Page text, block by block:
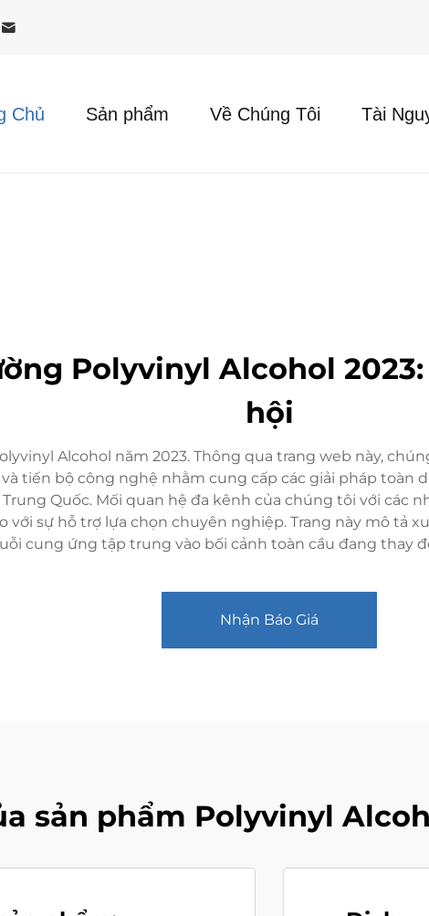
Chủ Sản phẩm Về Chúng Tôi Tài
Polyvinyl Alcohol
hội
Alcohol năm 2023. Thông qua trang web này,
tiến bộ công nghệ nhằm cung cấp các giải pháp toàn
Quốc. Mối quan hệ đa kênh của chúng tôi với các
với sự hỗ trợ lựa chọn chuyên nghiệp. Trang này mô tả
cung ứng tập trung vào bối cảnh toàn cầu đang thay
Nhận Báo Giá
sản phẩm Polyvinyl